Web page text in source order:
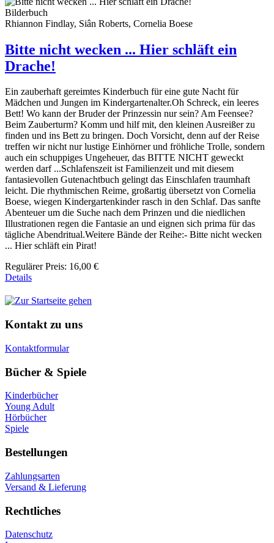
Bilderbuch
Rhiannon Findlay, Siân Roberts, Cornelia Boese
Bitte nicht wecken ... Hier schläft ein
Drache!
Ein zauberhaft gereimtes Kinderbuch für eine gute Nacht für
Mädchen und Jungen im Kindergartenalter.Oh Schreck, ein leeres
Bett! Wo kann der Bruder der Prinzessin nur sein? Am Feensee?
Beim Zauberturm? Komm und hilf mit, den kleinen Ausreißer zu
finden und ins Bett zu bringen. Doch Vorsicht, denn auf der Reise
treffen wir nicht nur lustige Einhörner und fröhliche Trolle, sondern
auch ein schuppiges Ungeheuer, das BITTE NICHT geweckt
werden darf ...Schlafenszeit ist Familienzeit und mit diesem
fantasievollen Gutenachtbuch gelingt das Einschlafen traumhaft
leicht. Die rhythmischen Reime, großartig übersetzt von Cornelia
Boese, wiegen Kindergartenkinder rasch in den Schlaf. Das sanfte
Abenteuer um die Suche nach dem Prinzen und die niedlichen
Illustrationen regen die Fantasie an und eignen sich prima für das
tägliche Abendritual.Weitere Bände der Reihe:- Bitte nicht wecken
... Hier schläft ein Pirat!
Regulärer Preis: 16,00 €
Details
Kontakt zu uns
Kontaktformular
Bücher & Spiele
Kinderbücher
Young Adult
Hörbücher
Spiele
Bestellungen
Zahlungsarten
Versand & Lieferung
Rechtliches
Datenschutz